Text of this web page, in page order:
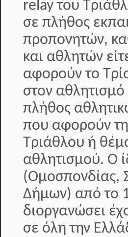
relay του
σε πλήθος
προπονητών,
και αθλητών
αφορούν το
στον αθλητισμό
πλήθος
που αφορούν
Τριάθλου ή
αθλητισμού. Ο
(Ομοσπονδίας,
Δήμων) από το
διοργανώσει
σε όλη την